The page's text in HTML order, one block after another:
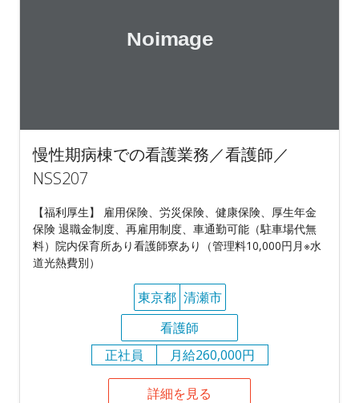
慢性期病棟での看護業務／看護師／
NSS207
【福利厚生】 雇用保険、労災保険、健康保険、厚生年金
保険 退職金制度、再雇用制度、車通勤可能（駐車場代無
料）院内保育所あり看護師寮あり（管理料10,000円月※水
道光熱費別）
東京都 清瀬市
看護師
正社員
月給260,000円
詳細を見る